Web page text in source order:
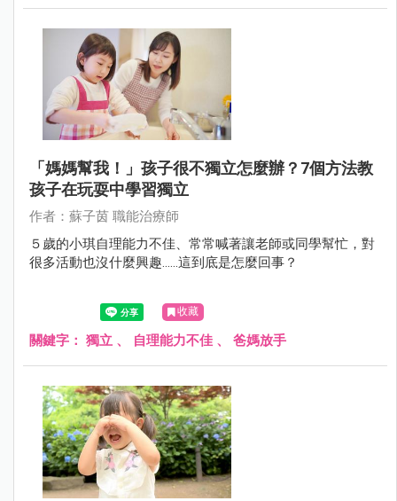
「媽媽幫我！」孩子很不獨立怎麼辦？7個方法教
孩子在玩耍中學習獨立
作者：蘇子茵 職能治療師
５歲的小琪自理能力不佳、常常喊著讓老師或同學幫忙，對
很多活動也沒什麼興趣......這到底是怎麼回事？
收藏
關鍵字： 獨立 、 自理能力不佳 、 爸媽放手